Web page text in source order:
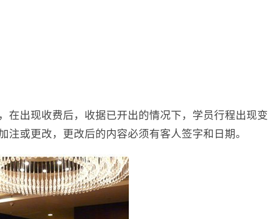
在出现收费后，收据已开出的情况下，学员行程出现变
或更改，更改后的内容必须有客人签字和日期。